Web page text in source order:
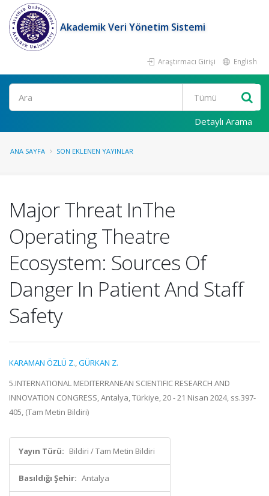
Akademik Veri Yönetim Sistemi
Araştırmacı Girişi English
Ara
Detaylı Arama
ANA SAYFA SON EKLENEN YAYINLAR
Major Threat InThe
Operating Theatre
Ecosystem: Sources Of
Danger In Patient And Staff
Safety
KARAMAN ÖZLÜ Z.,GÜRKAN Z.
5.INTERNATIONAL MEDITERRANEAN SCIENTIFIC RESEARCH AND
INNOVATION CONGRESS, Antalya, Türkiye, 20 - 21 Nisan 2024, ss.397-
405, (Tam Metin Bildiri)
Yayın Türü: Bildiri / Tam Metin Bildiri
Basıldığı Şehir: Antalya